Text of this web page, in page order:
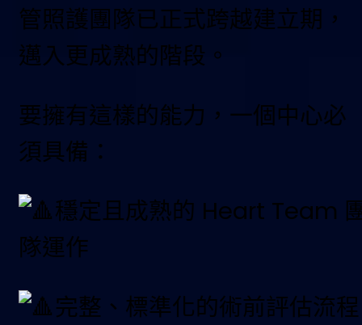
管照護團隊已正式跨越建立期，
邁入更成熟的階段。
要擁有這樣的能力，一個中心必
須具備：
穩定且成熟的 Heart Team
隊運作
完整、標準化的術前評估流程